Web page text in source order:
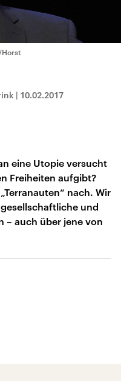
| 10.02.2017
eine Utopie versucht
Freiheiten aufgibt?
nach. Wir
und
– auch über jene von